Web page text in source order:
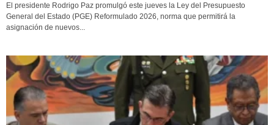
El presidente Rodrigo Paz promulgó este jueves la Ley del Presupuesto
General del Estado (PGE) Reformulado 2026, norma que permitirá la
asignación de nuevos...